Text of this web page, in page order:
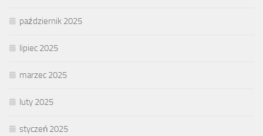
październik 2025
lipiec 2025
marzec 2025
luty 2025
styczeń 2025